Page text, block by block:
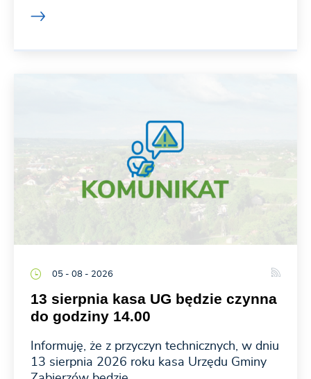
05 - 08 - 2026
13 sierpnia kasa UG będzie czynna
do godziny 14.00
Informuję, że z przyczyn technicznych, w dniu
13 sierpnia 2026 roku kasa Urzędu Gminy